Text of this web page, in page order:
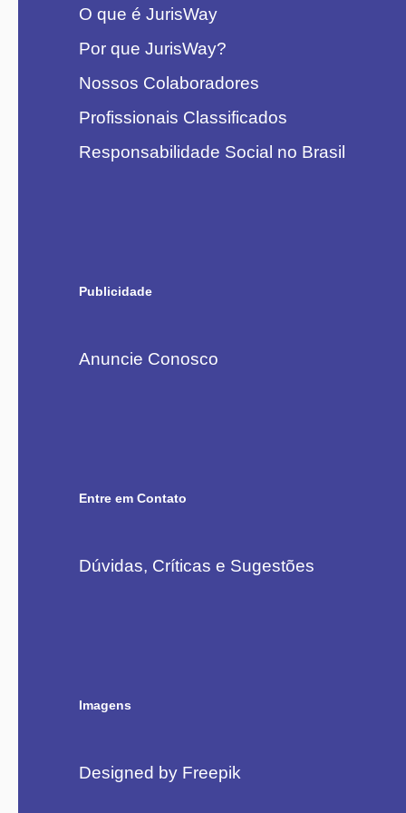
O que é JurisWay
Por que JurisWay?
Nossos Colaboradores
Profissionais Classificados
Responsabilidade Social no Brasil
Publicidade
Anuncie Conosco
Entre em Contato
Dúvidas, Críticas e Sugestões
Imagens
Designed by Freepik